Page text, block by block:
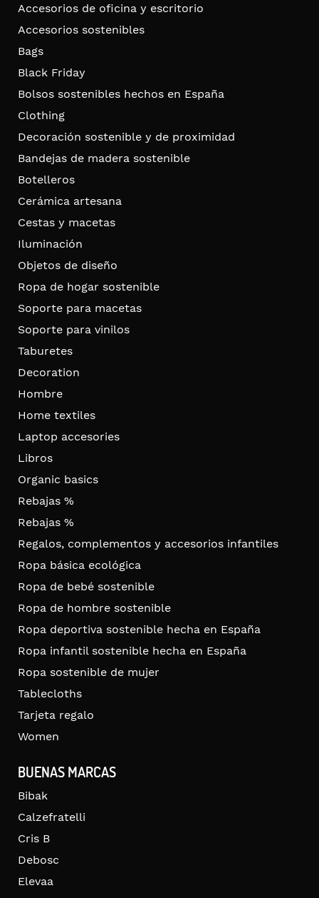
Accesorios de oficina y escritorio
Accesorios sostenibles
Bags
Black Friday
Bolsos sostenibles hechos en España
Clothing
Decoración sostenible y de proximidad
Bandejas de madera sostenible
Botelleros
Cerámica artesana
Cestas y macetas
Iluminación
Objetos de diseño
Ropa de hogar sostenible
Soporte para macetas
Soporte para vinilos
Taburetes
Decoration
Hombre
Home textiles
Laptop accesories
Libros
Organic basics
Rebajas %
Rebajas %
Regalos, complementos y accesorios infantiles
Ropa básica ecológica
Ropa de bebé sostenible
Ropa de hombre sostenible
Ropa deportiva sostenible hecha en España
Ropa infantil sostenible hecha en España
Ropa sostenible de mujer
Tablecloths
Tarjeta regalo
Women
BUENAS MARCAS
Bibak
Calzefratelli
Cris B
Debosc
Elevaa